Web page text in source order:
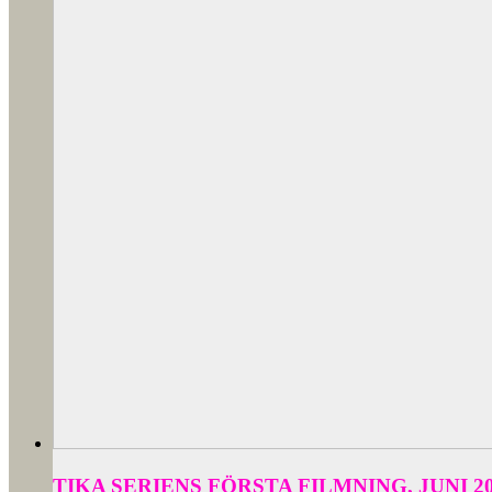
TIKA SERIENS FÖRSTA FILMNING, JUNI